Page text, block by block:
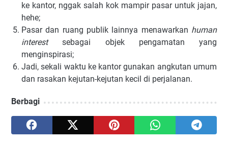
ke kantor, nggak salah kok mampir pasar untuk jajan,
hehe;
Pasar dan ruang publik lainnya menawarkan human
interestsebagai objek pengamatan yang
menginspirasi;
Jadi, sekali waktu ke kantor gunakan angkutan umum
dan rasakan kejutan-kejutan kecil di perjalanan.
Berbagi